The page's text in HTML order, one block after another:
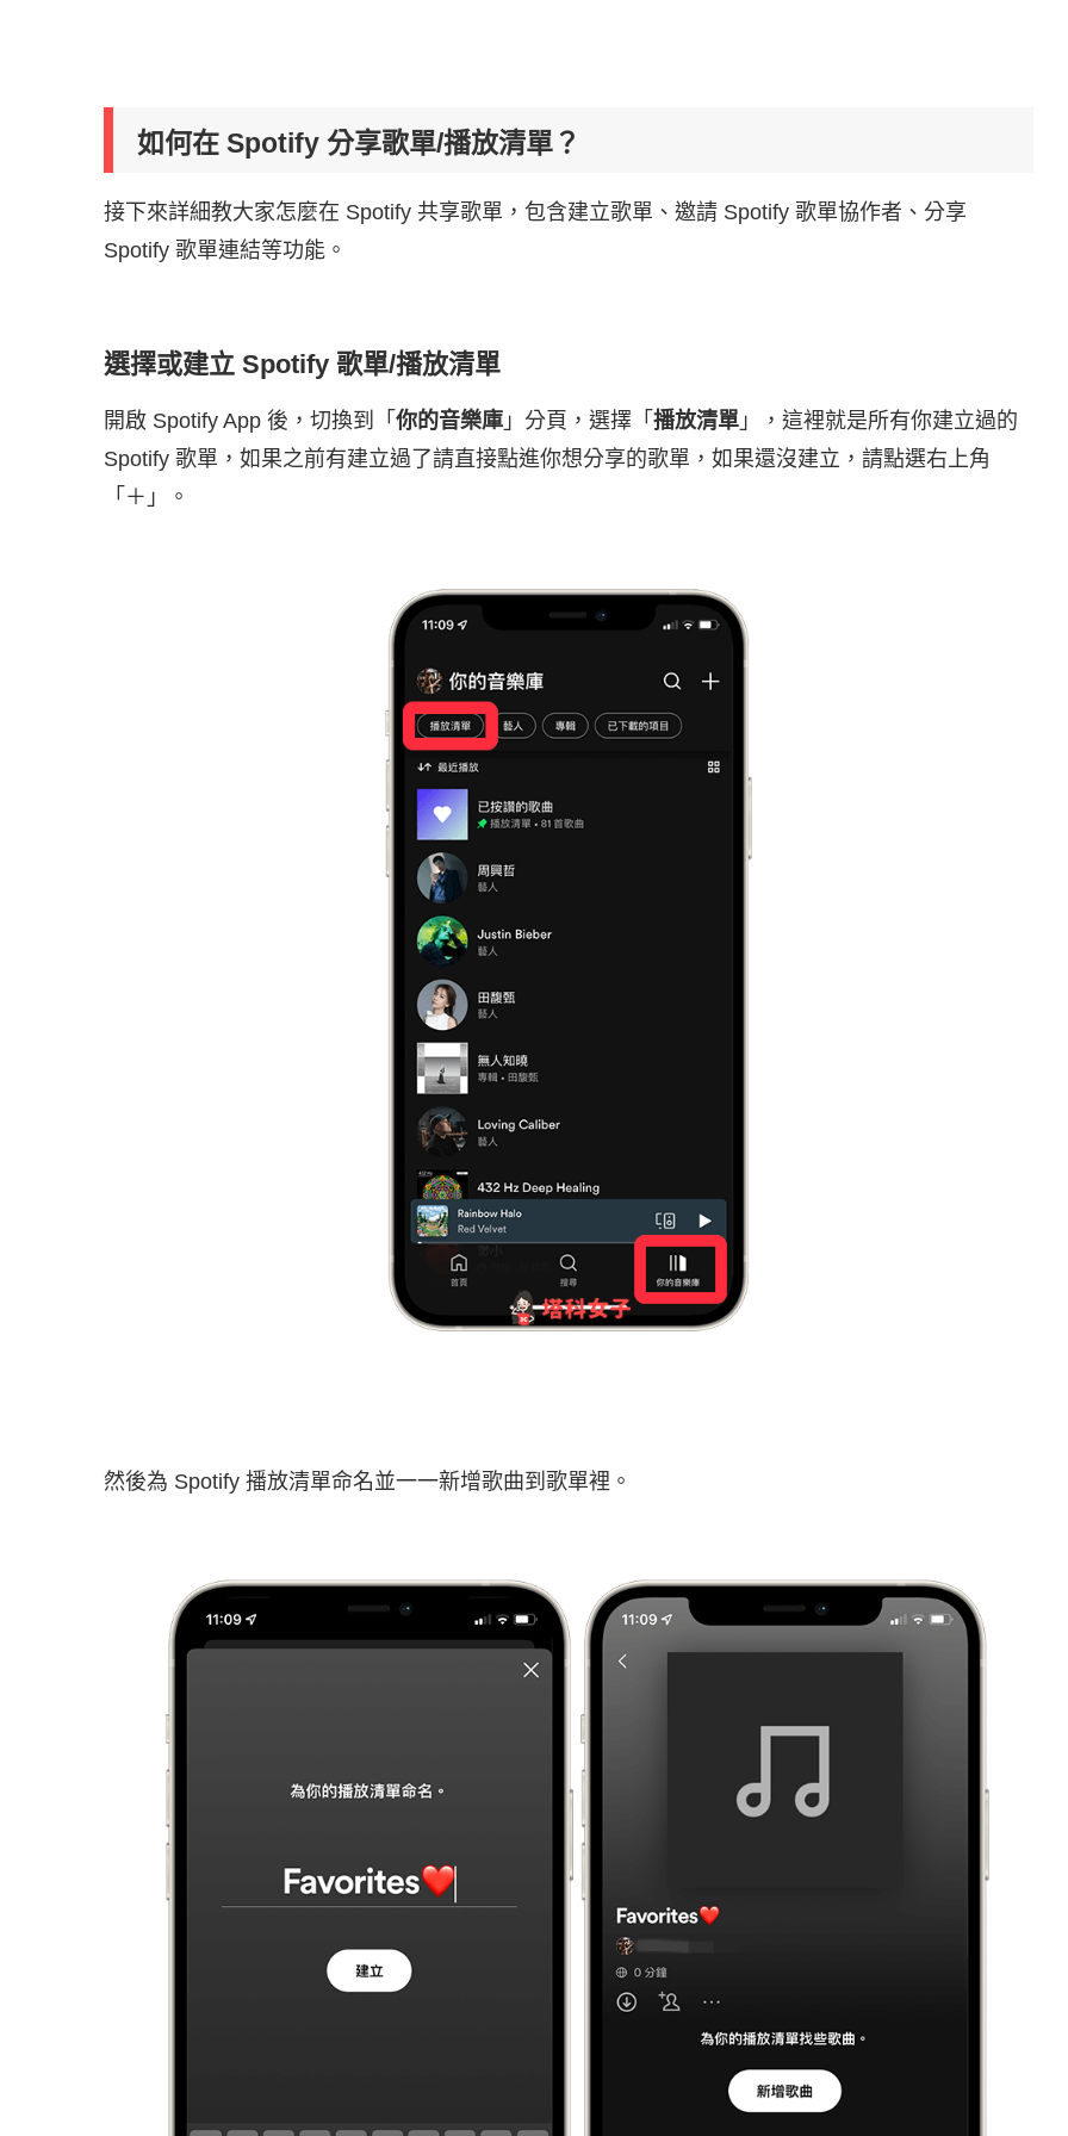
如何在 Spotify 分享歌單/播放清單？
接下來詳細教大家怎麼在 Spotify 共享歌單，包含建立歌單、邀請 Spotify 歌單協作者、分享
Spotify 歌單連結等功能。
選擇或建立 Spotify 歌單/播放清單
開啟 Spotify App 後，切換到「 你的音樂庫 」分頁，選擇「 播放清單 」，這裡就是所有你建立過的
Spotify 歌單，如果之前有建立過了請直接點進你想分享的歌單，如果還沒建立，請點選右上角
「＋」。
然後為 Spotify 播放清單命名並一一新增歌曲到歌單裡。